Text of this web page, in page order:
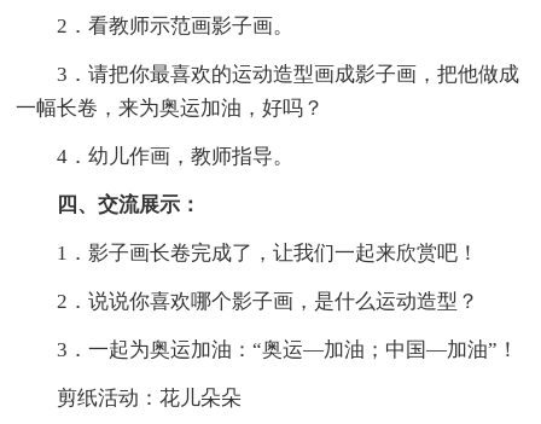
2．看教师示范画影子画。
3．请把你最喜欢的运动造型画成影子画，把他做成
一幅长卷，来为奥运加油，好吗？
4．幼儿作画，教师指导。
四、交流展示：
1．影子画长卷完成了，让我们一起来欣赏吧！
2．说说你喜欢哪个影子画，是什么运动造型？
3．一起为奥运加油：“奥运—加油；中国—加油”！
剪纸活动：花儿朵朵